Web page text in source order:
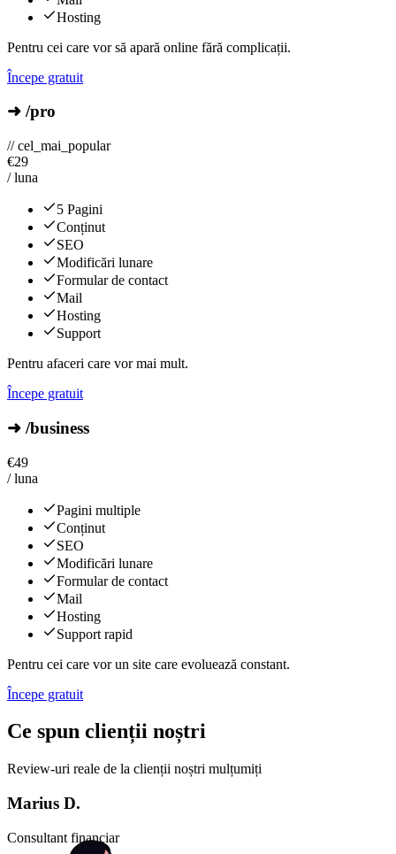
Hosting
Pentru cei care vor să apară online fără complicații.
Începe gratuit
➜ /pro
// cel_mai_popular
€29
/ luna
5 Pagini
Conținut
SEO
Modificări lunare
Formular de contact
Mail
Hosting
Support
Pentru afaceri care vor mai mult.
Începe gratuit
➜ /business
€49
/ luna
Pagini multiple
Conținut
SEO
Modificări lunare
Formular de contact
Mail
Hosting
Support rapid
Pentru cei care vor un site care evoluează constant.
Începe gratuit
Ce spun clienții noștri
Review-uri reale de la clienții noștri mulțumiți
Marius D.
Consultant financiar